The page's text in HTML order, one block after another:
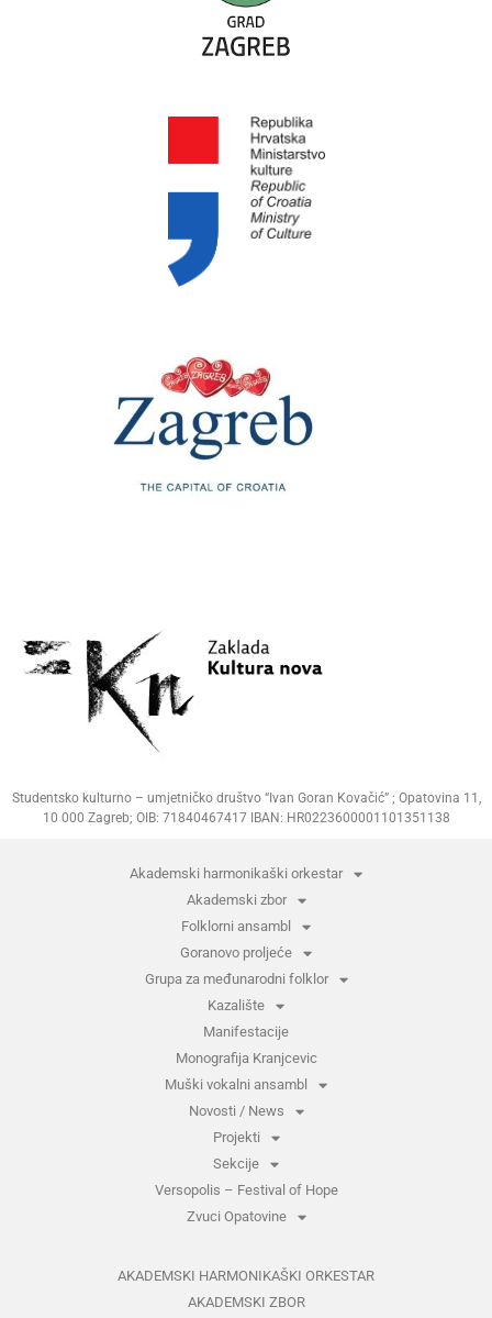
Studentsko kulturno – umjetničko društvo “Ivan Goran Kovačić” ; Opatovina 11,
10 000 Zagreb; OIB: 71840467417 IBAN: HR0223600001101351138
Akademski harmonikaški orkestar
Akademski zbor
Folklorni ansambl
Goranovo proljeće
Grupa za međunarodni folklor
Kazalište
Manifestacije
Monografija Kranjcevic
Muški vokalni ansambl
Novosti / News
Projekti
Sekcije
Versopolis – Festival of Hope
Zvuci Opatovine
AKADEMSKI HARMONIKAŠKI ORKESTAR
AKADEMSKI ZBOR